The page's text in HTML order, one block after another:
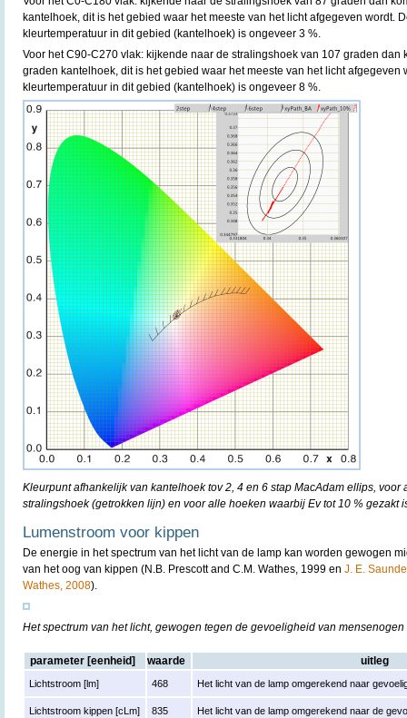
kantelhoek, dit is het gebied waar het meeste van het licht afgegeven wordt.
kleurtemperatuur in dit gebied (kantelhoek) is ongeveer 3 %.
Voor het C90-C270 vlak: kijkende naar de stralingshoek van 107 graden dan
graden kantelhoek, dit is het gebied waar het meeste van het licht afgegeven
kleurtemperatuur in dit gebied (kantelhoek) is ongeveer 8 %.
Kleurpunt afhankelijk van kantelhoek tov 2, 4 en 6 stap MacAdam ellips, voor
stralingshoek (getrokken lijn) en voor alle hoeken waarbij Ev tot 10 % gezakt
Lumenstroom voor kippen
De energie in het spectrum van het licht van de lamp kan worden gewogen
van het oog van kippen (N.B. Prescott and C.M. Wathes, 1999 en J. E.
Wathes, 2008).
Het spectrum van het licht, gewogen tegen de gevoeligheid van
parameter [eenheid] waarde uitleg
Lichtstroom [lm] 468 Het licht van de lamp omgerekend naar
Lichtstroom kippen [cLm] 835 Het licht van de lamp omgerekend naar de